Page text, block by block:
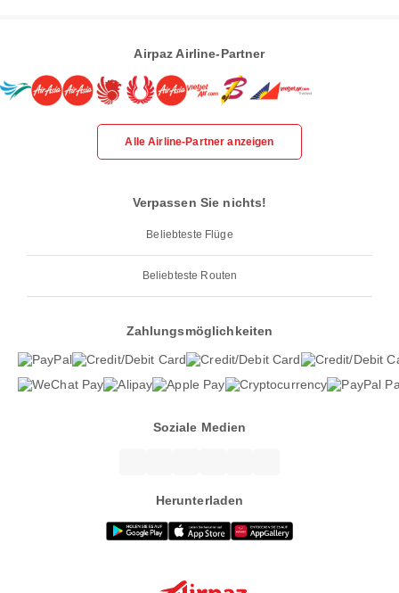
Airpaz Airline-Partner
Alle Airline-Partner anzeigen
Verpassen Sie nichts!
Beliebteste Flüge
Beliebteste Routen
Zahlungsmöglichkeiten
Soziale Medien
Herunterladen